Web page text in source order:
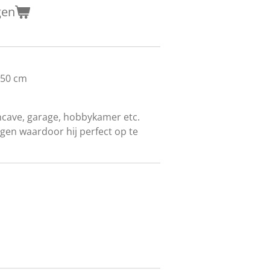
cm
garage, hobbykamer etc.
waardoor hij perfect op te